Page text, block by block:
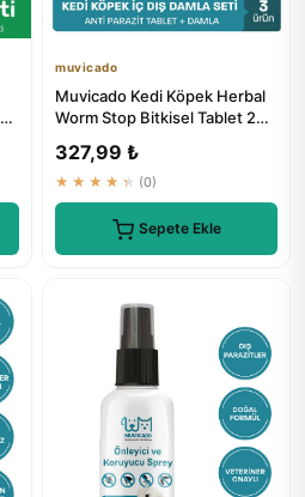
muvicado
Muvicado Kedi Köpek Herbal
Worm Stop Bitkisel Tablet 250
327,99 ₺
★★★★★ (0)
Sepete Ekle